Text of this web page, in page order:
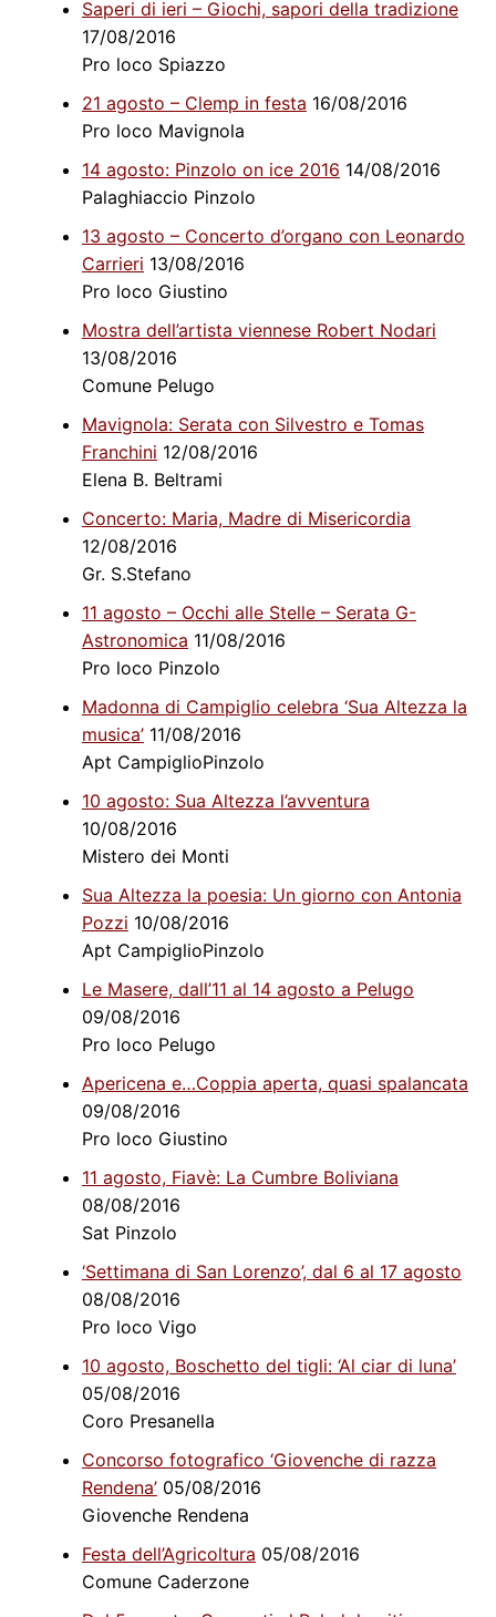
Saperi di ieri – Giochi, sapori della tradizione
17/08/2016
Pro loco Spiazzo
21 agosto – Clemp in festa 16/08/2016
Pro loco Mavignola
14 agosto: Pinzolo on ice 2016 14/08/2016
Palaghiaccio Pinzolo
13 agosto – Concerto d’organo con Leonardo
Carrieri 13/08/2016
Pro loco Giustino
Mostra dell’artista viennese Robert Nodari
13/08/2016
Comune Pelugo
Mavignola: Serata con Silvestro e Tomas
Franchini 12/08/2016
Elena B. Beltrami
Concerto: Maria, Madre di Misericordia
12/08/2016
Gr. S.Stefano
11 agosto – Occhi alle Stelle – Serata G-
Astronomica 11/08/2016
Pro loco Pinzolo
Madonna di Campiglio celebra ‘Sua Altezza la
musica’11/08/2016
Apt CampiglioPinzolo
10 agosto: Sua Altezza l’avventura
10/08/2016
Mistero dei Monti
Sua Altezza la poesia: Un giorno con Antonia
Pozzi 10/08/2016
Apt CampiglioPinzolo
Le Masere, dall’11 al 14 agosto a Pelugo
09/08/2016
Pro loco Pelugo
Apericena e…Coppia aperta, quasi spalancata
09/08/2016
Pro loco Giustino
11 agosto, Fiavè: La Cumbre Boliviana
08/08/2016
Sat Pinzolo
‘Settimana di San Lorenzo’, dal 6 al 17 agosto
08/08/2016
Pro loco Vigo
10 agosto, Boschetto del tigli: ‘Al ciar di luna’
05/08/2016
Coro Presanella
Concorso fotografico ‘Giovenche di razza
Rendena’05/08/2016
Giovenche Rendena
Festa dell’Agricoltura 05/08/2016
Comune Caderzone